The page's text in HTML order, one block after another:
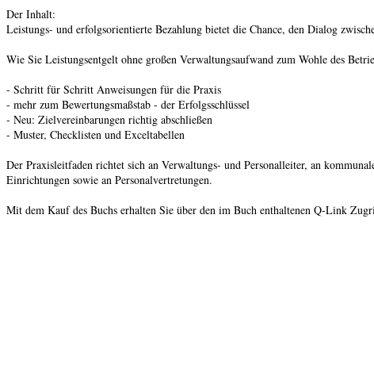
Der Inhalt:
Leistungs- und erfolgsorientierte Bezahlung bietet die Chance, den Dialog
Wie Sie Leistungsentgelt ohne großen Verwaltungsaufwand zum Wohle des
- Schritt für Schritt Anweisungen für die Praxis
- mehr zum Bewertungsmaßstab - der Erfolgsschlüssel
- Neu: Zielvereinbarungen richtig abschließen
- Muster, Checklisten und Exceltabellen
Der Praxisleitfaden richtet sich an Verwaltungs- und Personalleiter, an
Einrichtungen sowie an Personalvertretungen.
Mit dem Kauf des Buchs erhalten Sie über den im Buch enthaltenen Q-Link